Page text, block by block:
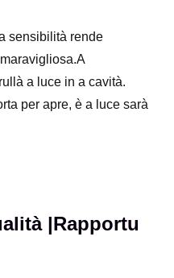
sensibilità rende
a luce in a cavità.
per apre, è a luce sarà
|Rapportu